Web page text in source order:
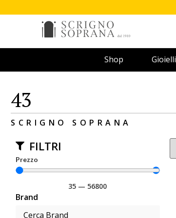
Shop Gioielli
43
SCRIGNO SOPRANA
FILTRI
Prezzo
35 — 56800
Brand